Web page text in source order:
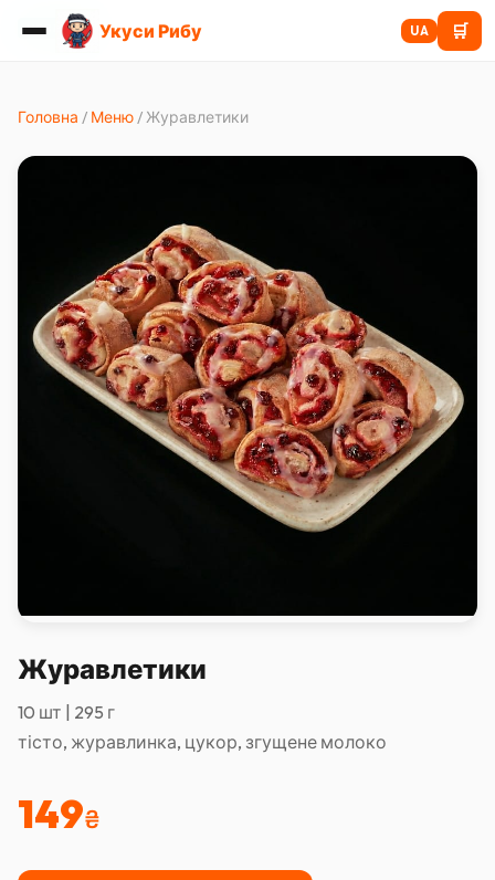
Укуси Рибу UA 🛒
Головна / Меню/Журавлетики
НОВИНКА
Журавлетики
10 шт | 295 г
тісто, журавлинка, цукор, згущене молоко
149₴